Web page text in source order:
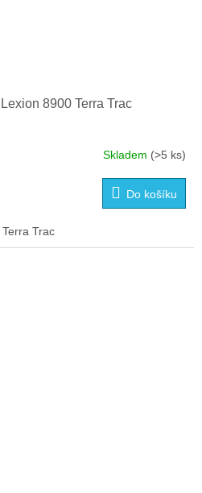
8900 Terra Trac
Skladem (>5 ks)
Do košíku
Trac